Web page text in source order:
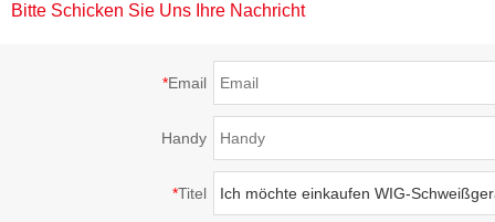
Bitte Schicken Sie Uns Ihre Nachricht
*Email
Handy
*Titel